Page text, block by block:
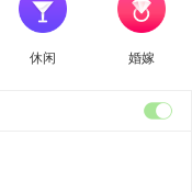
休闲 婚嫁